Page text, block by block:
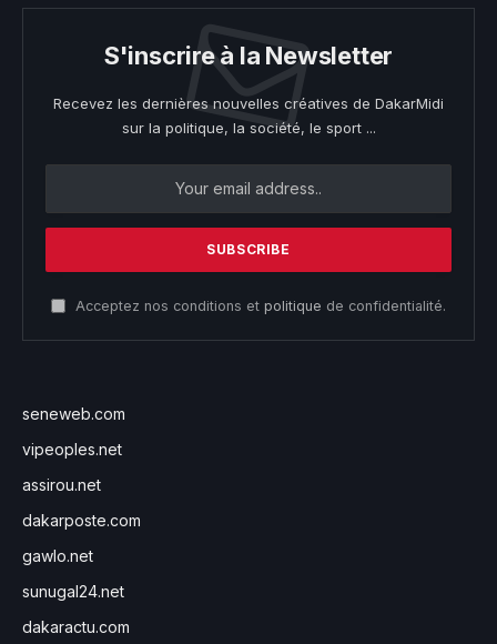
S'inscrire à la Newsletter
Recevez les dernières nouvelles créatives de DakarMidi
sur la politique, la société, le sport ...
Acceptez nos conditions et politique de confidentialité.
seneweb.com
vipeoples.net
assirou.net
dakarposte.com
gawlo.net
sunugal24.net
dakaractu.com